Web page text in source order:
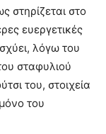
στηρίζεται στο
ευεργετικές
λόγω του
σταφυλιού
του, στοιχεία
του